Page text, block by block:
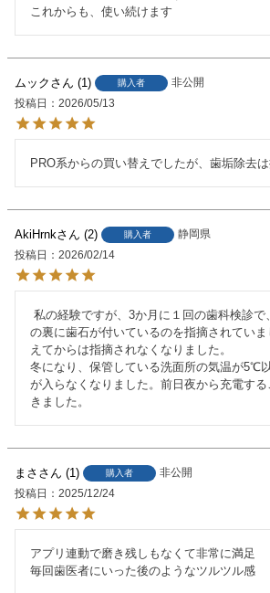
これからも、使い続けます
ムック 1 購入者
非公開
投稿日
2026/05/13
PRO系からの買い替えでしたが、歯垢除去は
AkiHrnk 2 購入者
静岡県
投稿日
2026/02/14
の裏に歯石が付いているのを指摘されてい
えてからは指摘されなくなりました。
冬になり、保管している洗面所の気温が5℃
が入らなくなりました。前日夜から充電す
きました。
まさ 1 購入者
非公開
投稿日
2025/12/24
アプリ連動で磨き残しもなくて非常に満足
毎回歯医者にいった後のようなツルツル感